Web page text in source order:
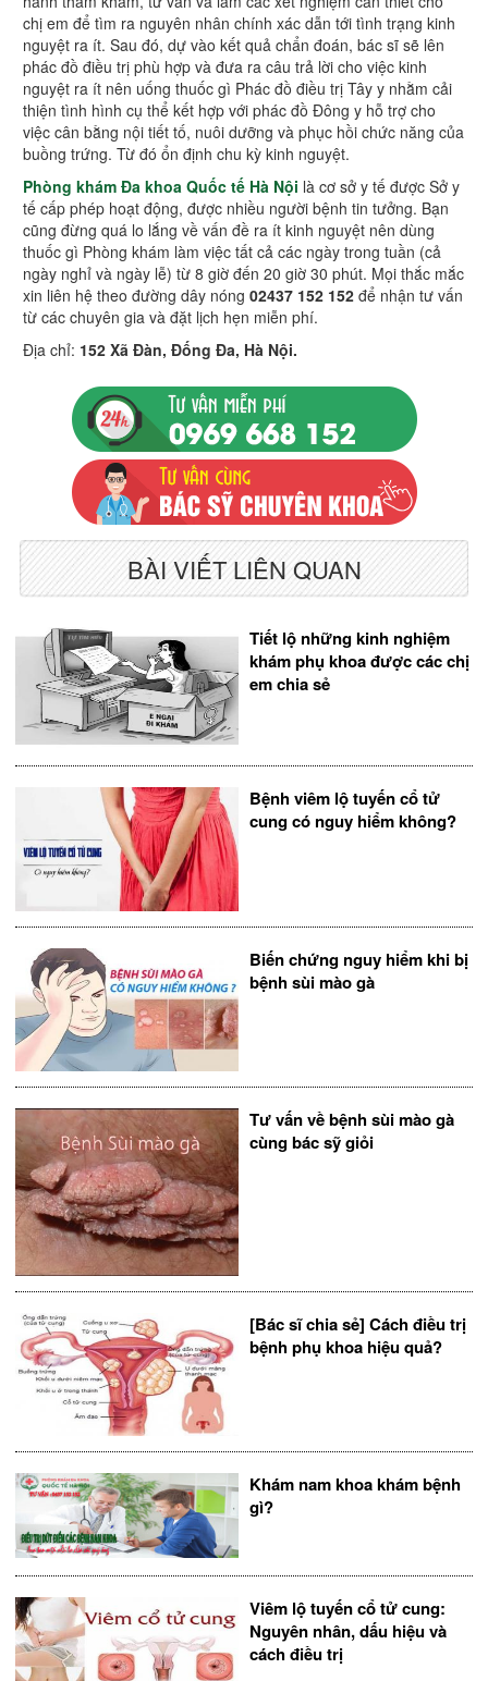
chị em để tìm ra nguyên nhân chính xác dẫn tới tình trạng kinh
nguyệt ra ít. Sau đó, dự vào kết quả chẩn đoán, bác sĩ sẽ lên
phác đồ điều trị phù hợp và đưa ra câu trả lời cho việc kinh
nguyệt ra ít nên uống thuốc gì Phác đồ điều trị Tây y nhằm cải
thiện tình hình cụ thể kết hợp với phác đồ Đông y hỗ trợ cho
việc cân bằng nội tiết tố, nuôi dưỡng và phục hồi chức năng của
buồng trứng. Từ đó ổn định chu kỳ kinh nguyệt.
Phòng khám Đa khoa Quốc tế Hà Nội là cơ sở y tế được Sở y
tế cấp phép hoạt động, được nhiều người bệnh tin tưởng. Bạn
cũng đừng quá lo lắng về vấn đề ra ít kinh nguyệt nên dùng
thuốc gì Phòng khám làm việc tất cả các ngày trong tuần (cả
ngày nghỉ và ngày lễ) từ 8 giờ đến 20 giờ 30 phút. Mọi thắc mắc
xin liên hệ theo đường dây nóng 02437 152 152 để nhận tư vấn
từ các chuyên gia và đặt lịch hẹn miễn phí.
Địa chỉ: 152 Xã Đàn, Đống Đa, Hà Nội.
BÀI VIẾT LIÊN QUAN
Tiết lộ những kinh nghiệm
khám phụ khoa được các chị
em chia sẻ
Bệnh viêm lộ tuyến cổ tử
cung có nguy hiểm không?
Biến chứng nguy hiểm khi bị
bệnh sùi mào gà
Tư vấn về bệnh sùi mào gà
cùng bác sỹ giỏi
[Bác sĩ chia sẻ] Cách điều trị
bệnh phụ khoa hiệu quả?
Khám nam khoa khám bệnh
gì?
Viêm lộ tuyến cổ tử cung:
Nguyên nhân, dấu hiệu và
cách điều trị